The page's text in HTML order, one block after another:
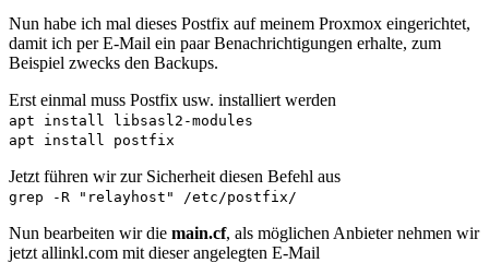
Nun habe ich mal dieses Postfix auf meinem Proxmox eingerichtet,
damit ich per E-Mail ein paar Benachrichtigungen erhalte, zum
Beispiel zwecks den Backups.
Erst einmal muss Postfix usw. installiert werden
apt install libsasl2-modules
apt install postfix
Jetzt führen wir zur Sicherheit diesen Befehl aus
grep -R "relayhost" /etc/postfix/
Nun bearbeiten wir die main.cf, als möglichen Anbieter nehmen wir
jetzt allinkl.com mit dieser angelegten E-Mail